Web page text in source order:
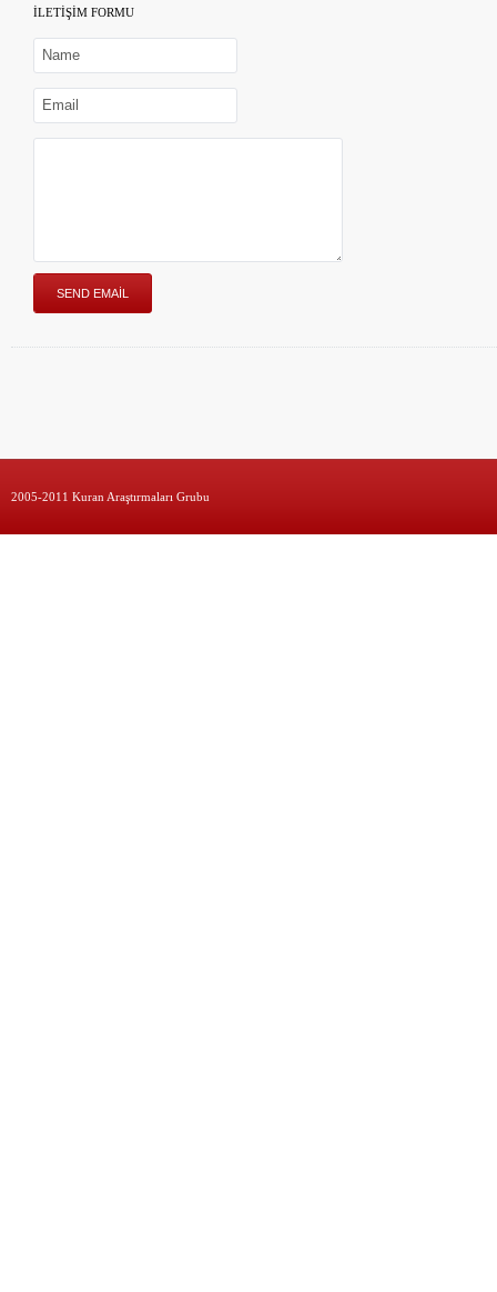
İLETİŞİM FORMU
2005-2011 Kuran Araştırmaları Grubu